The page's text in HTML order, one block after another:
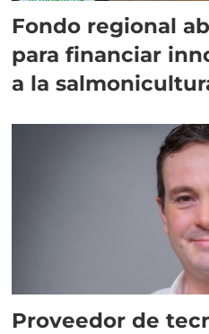
Fondo regional
para financiar
a la
Proveedor de